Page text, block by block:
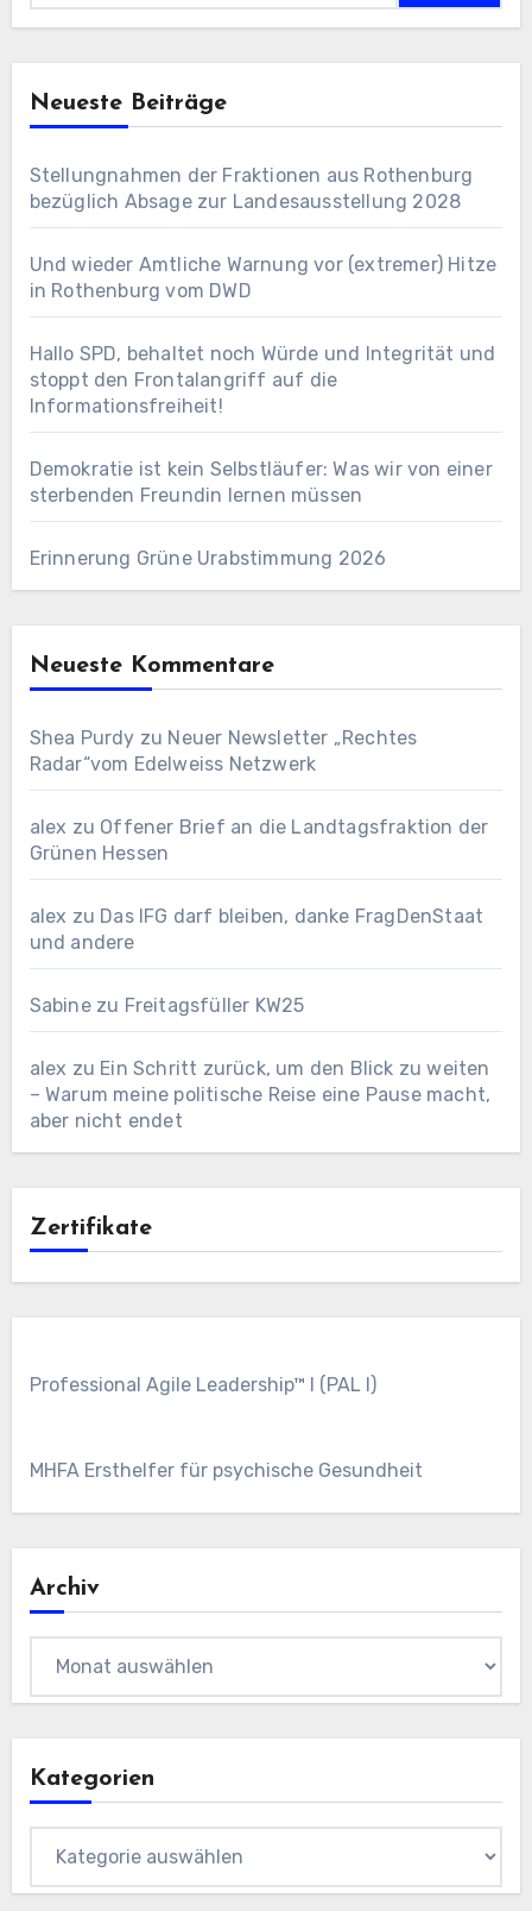
Neueste Beiträge
Stellungnahmen der Fraktionen aus Rothenburg
bezüglich Absage zur Landesausstellung 2028
Und wieder Amtliche Warnung vor (extremer) Hitze
in Rothenburg vom DWD
Hallo SPD, behaltet noch Würde und Integrität und
stoppt den Frontalangriff auf die
Informationsfreiheit!
Demokratie ist kein Selbstläufer: Was wir von einer
sterbenden Freundin lernen müssen
Erinnerung Grüne Urabstimmung 2026
Neueste Kommentare
Shea Purdy zu Neuer Newsletter „Rechtes
Radar“vom Edelweiss Netzwerk
alex zu Offener Brief an die Landtagsfraktion der
Grünen Hessen
alex zu Das IFG darf bleiben, danke FragDenStaat
und andere
Sabinezu Freitagsfüller KW25
alex zu Ein Schritt zurück, um den Blick zu weiten
– Warum meine politische Reise eine Pause macht,
aber nicht endet
Zertifikate
Professional Agile Leadership™ I (PAL I)
MHFA Ersthelfer für psychische Gesundheit
Archiv
Kategorien